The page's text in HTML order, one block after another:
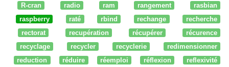
R-cran
radio ram rangement
rasbian
raspberry
raté rbind rechange
recherche
rectorat
recupération récupérer
récurence
recyclage
recycler recyclerie
redimensionner
reduction
réduire réemploi réflexion
reflexivité